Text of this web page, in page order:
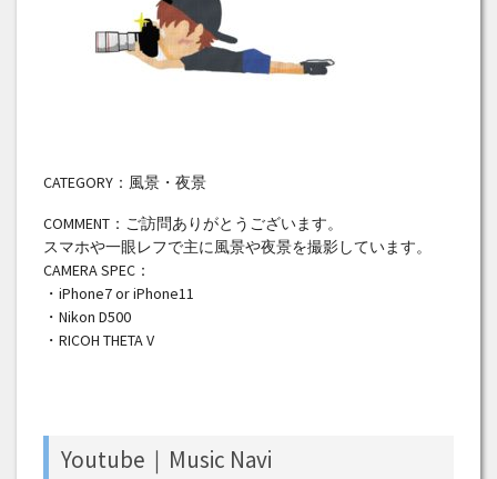
CATEGORY：風景・夜景
COMMENT：ご訪問ありがとうございます。
スマホや一眼レフで主に風景や夜景を撮影しています。
CAMERA SPEC：
・iPhone7 or iPhone11
・Nikon D500
・RICOH THETA V
Youtube｜Music Navi